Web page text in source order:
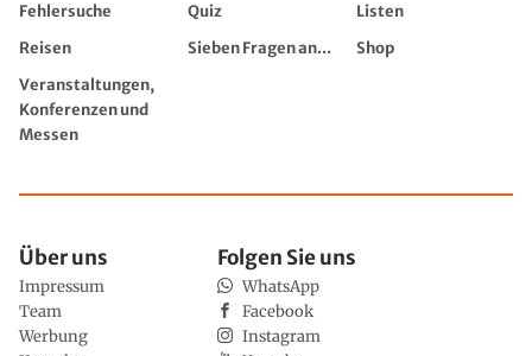
Fehlersuche
Quiz
Listen
Reisen
Sieben Fragen an...
Shop
Veranstaltungen,
Konferenzen und
Messen
Über uns
Impressum
Team
Werbung
Folgen Sie uns
WhatsApp
Facebook
Instagram